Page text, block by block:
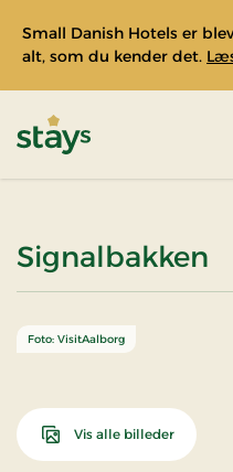
Small Danish Hotels er
alt, som du kender det.
Signalbakken
Foto: VisitAalborg
Vis alle billeder